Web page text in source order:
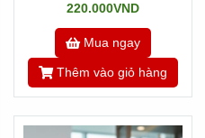
Chúng tôi sẽ chuyển qua bộ
trong vòng 1-2h.
Sau đó sẽ trình quí khách
chuyển đến tay bạn!
220.000VND
Mua ngay
Thêm vào giỏ hàng